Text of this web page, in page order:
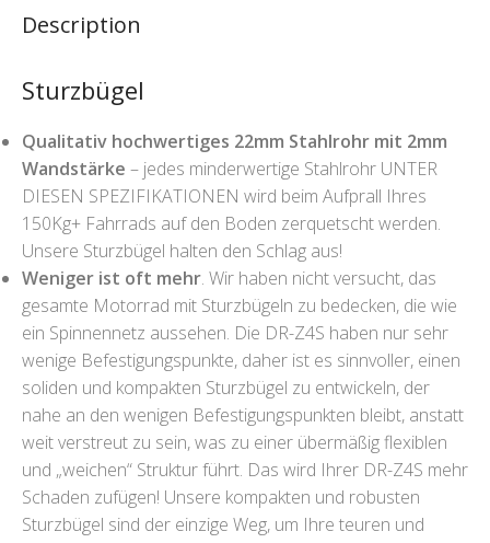
Description
Sturzbügel
Qualitativ hochwertiges 22mm Stahlrohr mit 2mm
Wandstärke – jedes minderwertige Stahlrohr UNTER
DIESEN SPEZIFIKATIONEN wird beim Aufprall Ihres
150Kg+ Fahrrads auf den Boden zerquetscht werden.
Unsere Sturzbügel halten den Schlag aus!
Weniger ist oft mehr. Wir haben nicht versucht, das
gesamte Motorrad mit Sturzbügeln zu bedecken, die wie
ein Spinnennetz aussehen. Die DR-Z4S haben nur sehr
wenige Befestigungspunkte, daher ist es sinnvoller, einen
soliden und kompakten Sturzbügel zu entwickeln, der
nahe an den wenigen Befestigungspunkten bleibt, anstatt
weit verstreut zu sein, was zu einer übermäßig flexiblen
und „weichen“ Struktur führt. Das wird Ihrer DR-Z4S mehr
Schaden zufügen! Unsere kompakten und robusten
Sturzbügel sind der einzige Weg, um Ihre teuren und